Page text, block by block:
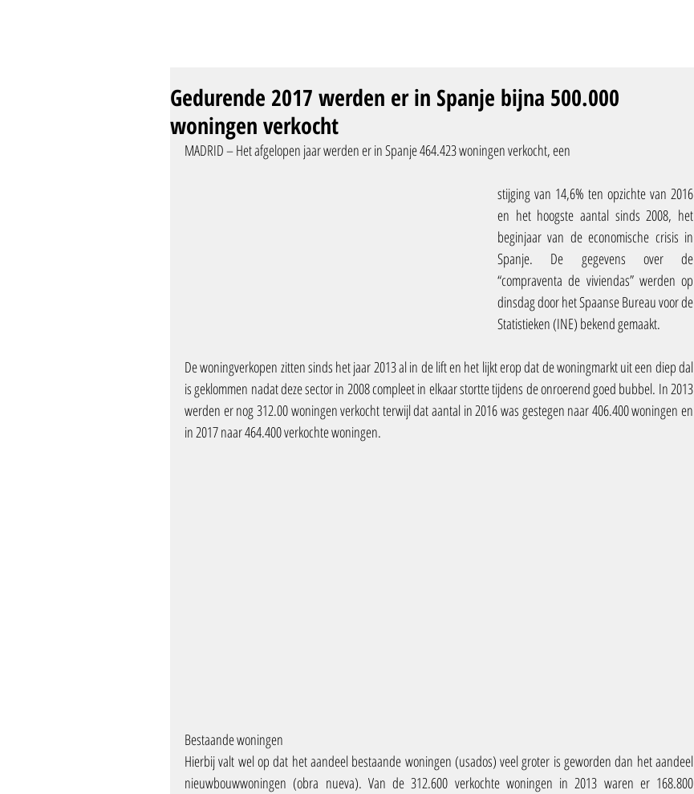
Gedurende 2017 werden er in Spanje bijna 500.000
woningen verkocht
MADRID – Het afgelopen jaar werden er in Spanje 464.423 woningen verkocht, een
stijging van 14,6% ten opzichte van 2016
en het hoogste aantal sinds 2008, het
beginjaar van de economische crisis in
Spanje. De gegevens over de
“compraventa de viviendas” werden op
dinsdag door het Spaanse Bureau voor de
Statistieken (INE) bekend gemaakt.
De woningverkopen zitten sinds het jaar 2013 al in de lift en het lijkt erop dat de woningmarkt uit een diep dal
is geklommen nadat deze sector in 2008 compleet in elkaar stortte tijdens de onroerend goed bubbel. In 2013
werden er nog 312.00 woningen verkocht terwijl dat aantal in 2016 was gestegen naar 406.400 woningen en
in 2017 naar 464.400 verkochte woningen.
Bestaande woningen
Hierbij valt wel op dat het aandeel bestaande woningen (usados) veel groter is geworden dan het aandeel
nieuwbouwwoningen (obra nueva). Van de 312.600 verkochte woningen in 2013 waren er 168.800